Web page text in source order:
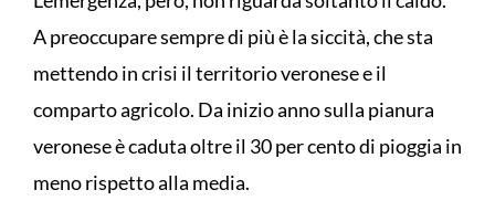
A preoccupare sempre di più è la siccità, che sta
mettendo in crisi il territorio veronese e il
comparto agricolo. Da inizio anno sulla pianura
veronese è caduta oltre il 30 per cento di pioggia in
meno rispetto alla media.